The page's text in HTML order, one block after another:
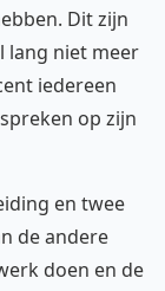
Dit zijn
lang niet meer
iedereen
op zijn
en twee
de andere
doen en de